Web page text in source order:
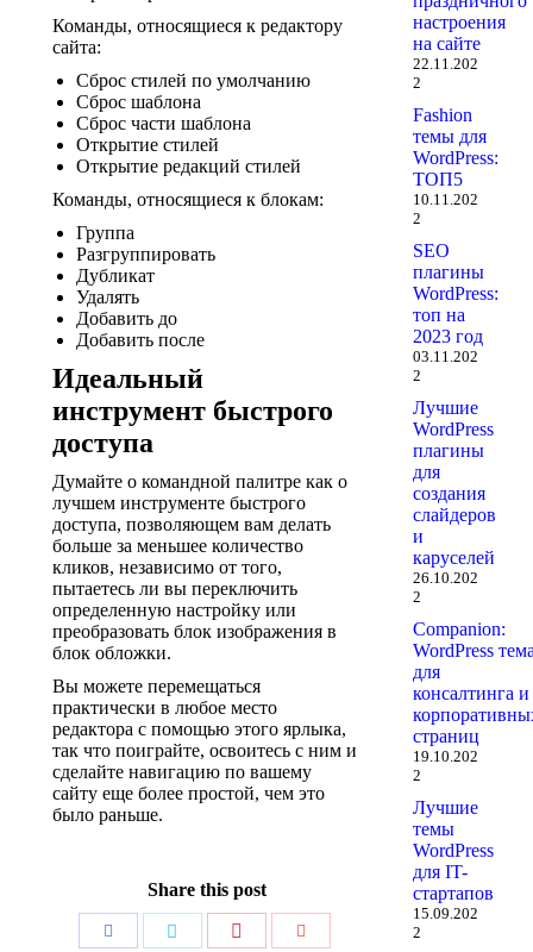
Команды, относящиеся к редактору
сайта:
Сброс стилей по умолчанию
Сброс шаблона
Сброс части шаблона
Открытие стилей
Открытие редакций стилей
Команды, относящиеся к блокам:
Группа
Разгруппировать
Дубликат
Удалять
Добавить до
Добавить после
Идеальный
инструмент быстрого
доступа
Думайте о командной палитре как о
лучшем инструменте быстрого
доступа, позволяющем вам делать
больше за меньшее количество
кликов, независимо от того,
пытаетесь ли вы переключить
определенную настройку или
преобразовать блок изображения в
блок обложки.
Вы можете перемещаться
практически в любое место
редактора с помощью этого ярлыка,
так что поиграйте, освоитесь с ним и
сделайте навигацию по вашему
сайту еще более простой, чем это
было раньше.
Share this post
ПоделитьсяПоделитьсяПоделитьсяПоделиться
настроения
на сайте
22.11.202
2
Fashion
темы для
WordPress:
ТОП5
10.11.202
2
SEO
плагины
WordPress:
топ на
2023 год
03.11.202
2
Лучшие
WordPress
плагины
для
создания
слайдеров
и
каруселей
26.10.202
2
Companion:
WordPress
для
консалтинга и
страниц
19.10.202
2
Лучшие
темы
WordPress
для IT-
стартапов
15.09.202
2